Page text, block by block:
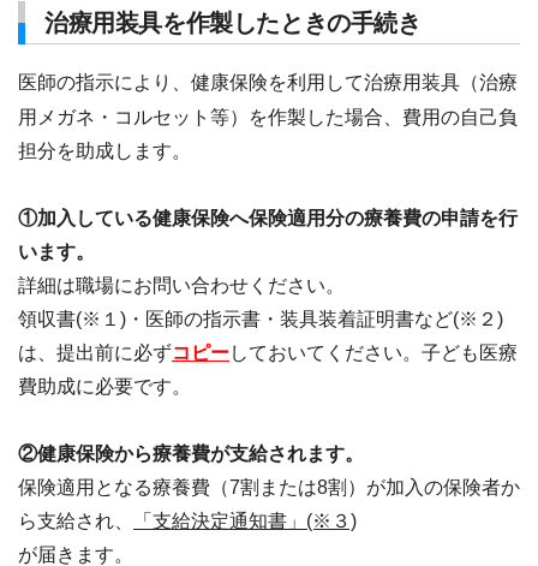
治療用装具を作製したときの手続き
医師の指示により、健康保険を利用して治療用装具（治療
用メガネ・コルセット等）を作製した場合、費用の自己負
担分を助成します。
①加入している健康保険へ保険適用分の療養費の申請を行
います。
詳細は職場にお問い合わせください。
領収書(※１)・医師の指示書・装具装着証明書など(※２)
は、提出前に必ずコピーしておいてください。子ども医療
費助成に必要です。
②健康保険から療養費が支給されます。
保険適用となる療養費（7割または8割）が加入の保険者か
ら支給され、
「支給決定通知書」(※３)
が届きます。